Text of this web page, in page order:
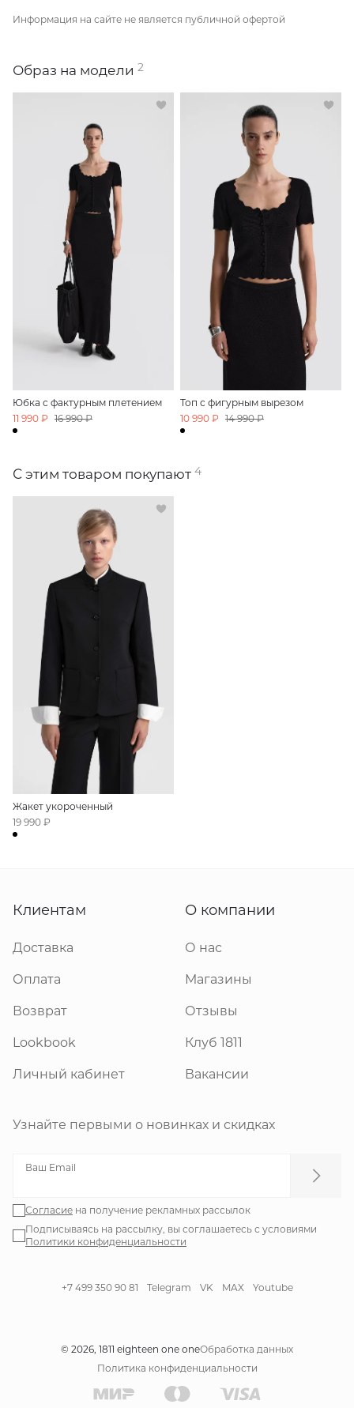
Информация на сайте не является публичной офертой
Образ на модели 2
Юбка с фактурным плетением
11 990 ₽ 16 990 ₽
Топ с фигурным вырезом
10 990 ₽ 14 990 ₽
С этим товаром покупают 4
Жакет укороченный
19 990 ₽
Клиентам
Доставка
Оплата
Возврат
Lookbook
Личный кабинет
О компании
О нас
Магазины
Отзывы
Клуб 1811
Вакансии
Узнайте первыми о новинках и скидках
Ваш Email
Согласие на получение рекламных рассылок
Подписываясь на рассылку, вы соглашаетесь с условиями
Политики конфиденциальности
+7 499 350 90 81 Telegram VK MAX Youtube
© 2026, 1811 eighteen one oneОбработка данных
Политика конфиденциальности